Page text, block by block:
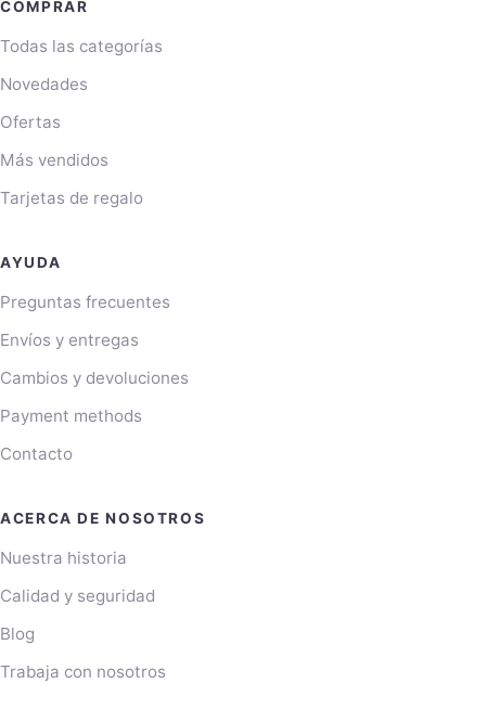
COMPRAR
Todas las categorías
Novedades
Ofertas
Más vendidos
Tarjetas de regalo
AYUDA
Preguntas frecuentes
Envíos y entregas
Cambios y devoluciones
Payment methods
Contacto
ACERCA DE NOSOTROS
Nuestra historia
Calidad y seguridad
Blog
Trabaja con nosotros